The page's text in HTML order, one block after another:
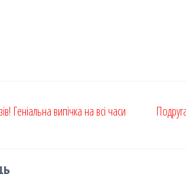
Геніальна випічка на всі часи